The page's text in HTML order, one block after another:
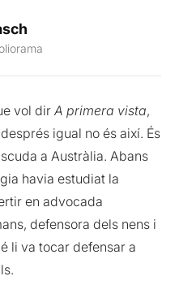
vol dirA primera vista,
igual no és així. És
a Austràlia. Abans
havia estudiat la
en advocada
defensora dels nens i
li va tocar defensar a